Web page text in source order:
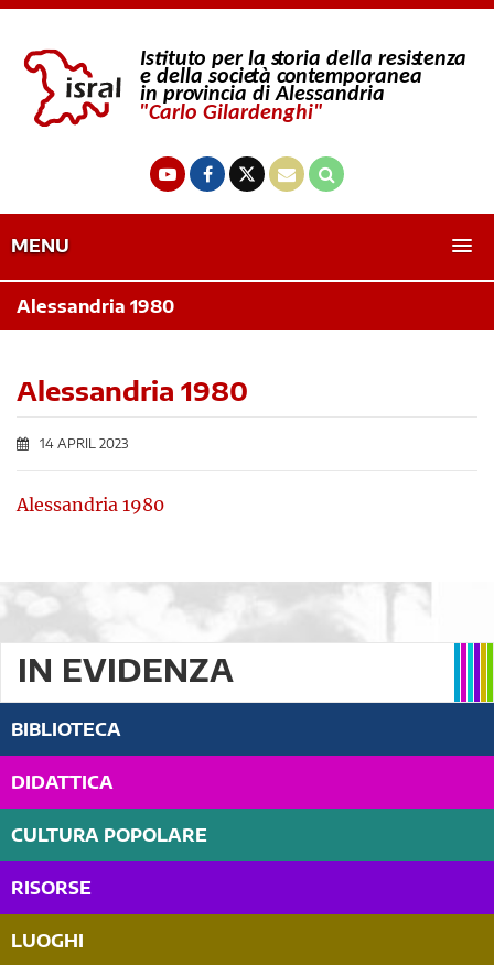
MENU
Alessandria 1980
Alessandria 1980
14 APRIL 2023
Alessandria 1980
IN EVIDENZA
BIBLIOTECA
DIDATTICA
CULTURA POPOLARE
RISORSE
LUOGHI